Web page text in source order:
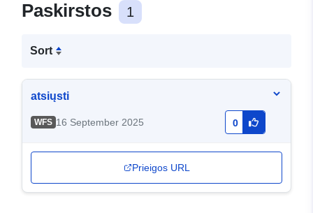
Paskirstos 1
Sort
atsiųsti
WFS 16 September 2025 0
Prieigos URL